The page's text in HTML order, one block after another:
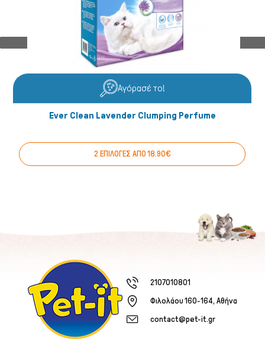
Αγόρασέ το!
Ever Clean Lavender Clumping Perfume
2 ΕΠΙΛΟΓΕΣ ΑΠΟ 18.90€
2107010801
Φιλολάου 160-164, Αθήνα
contact@pet-it.gr